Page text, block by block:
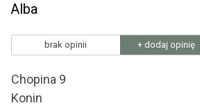
Alba
brak opinii + dodaj opinię
Chopina 9
Konin